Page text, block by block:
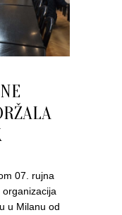
07. rujna
u Milanu od